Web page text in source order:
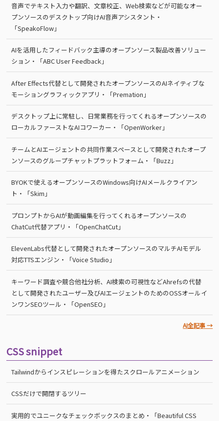
音声でテキスト入力や翻訳、文章校正、Web検索などが可能なオー
プンソースのデスクトップ向けAI音声アシスタント・
「SpeakoFlow」
AIを活用したフィードバック主導のオープンソース製品改善ソリュー
ション・「ABC User Feedback」
After Effects代替として開発されたオープンソースのAIネイティブな
モーショングラフィックアプリ・「Premation」
デスクトップ上に常駐し、日常業務を行ってくれるオープンソースの
ローカルファーストなAIコワーカー・「OpenWorker」
チームとAIエージェントの共同作業スペースとして開発されたオープ
ンソースのグループチャットプラットフォーム・「Buzz」
BYOKで使えるオープンソースのWindows向けAIメールクライアン
ト・「Skim」
プロンプトからAIが動画編集を行ってくれるオープンソースの
ChatCut代替アプリ・「OpenChatCut」
ElevenLabs代替として開発されたオープンソースのマルチAIモデル
対応TTSエンジン・「Voice Studio」
キーワード調査や競合他社分析、AI検索の可視性などAhrefsの代替
として開発されたユーザー及びAIエージェントのためのOSSオールイ
ンワンSEOツール・「OpenSEO」
AI全記事 →
CSS snippet
Tailwindからインスピレーションを得たスクロールアニメーション
CSSだけで開閉するツリー
実用的でユニークなチェックボックスのまとめ・「Beautiful CSS